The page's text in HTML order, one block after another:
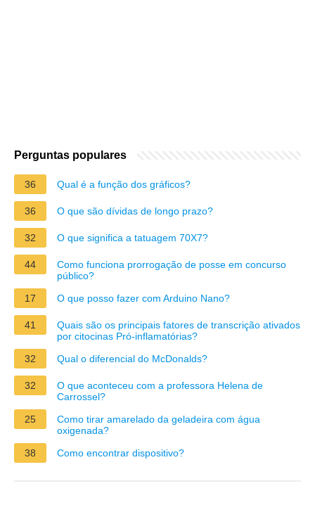
Perguntas populares
36 Qual é a função dos gráficos?
36 O que são dívidas de longo prazo?
32 O que significa a tatuagem 70X7?
44
Como funciona prorrogação de posse em concurso
público?
17
O que posso fazer com Arduino Nano?
41
Quais são os principais fatores de transcrição ativados
por citocinas Pró-inflamatórias?
32
Qual o diferencial do McDonalds?
32
O que aconteceu com a professora Helena de
Carrossel?
25
Como tirar amarelado da geladeira com água
oxigenada?
38
Como encontrar dispositivo?